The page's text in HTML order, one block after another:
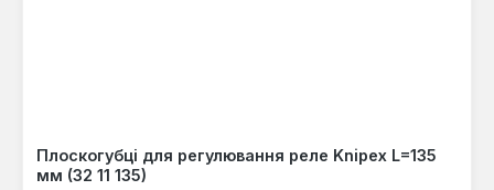
Плоскогубці для регулювання реле Knipex L=135
мм (32 11 135)